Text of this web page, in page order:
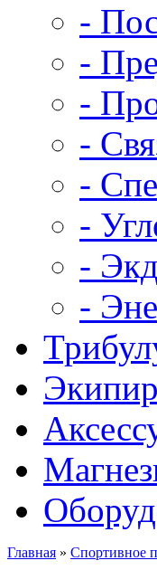
-
-
-
-
-
-
-
-
Главная » Спортивное